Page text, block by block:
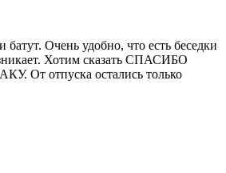
Очень удобно, что есть беседки
Хотим сказать СПАСИБО
От отпуска остались только